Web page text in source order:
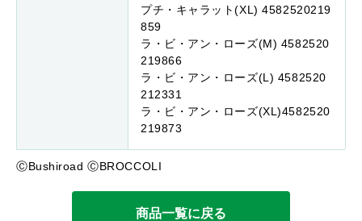
プチ・キャラット(XL) 4582520219
859
ラ・ビ・アン・ローズ(M) 4582520
219866
ラ・ビ・アン・ローズ(L) 4582520
212331
ラ・ビ・アン・ローズ(XL)4582520
219873
ⒸBushiroad ⒸBROCCOLI
商品一覧に戻る